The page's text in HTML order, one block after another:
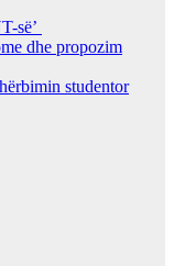
së’
dhe propozim
studentor